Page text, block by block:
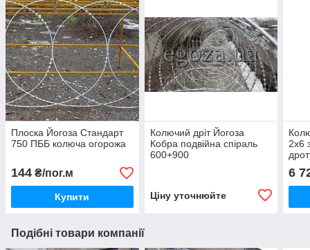
Плоска Йогоза Стандарт
750 ПББ колюча огорожа
144 ₴/пог.м
Купити
Колючий дріт Йогоза
Кобра подвійна спіраль
600+900
Ціну уточнюйте
2х6
6
Подібні товари компанії